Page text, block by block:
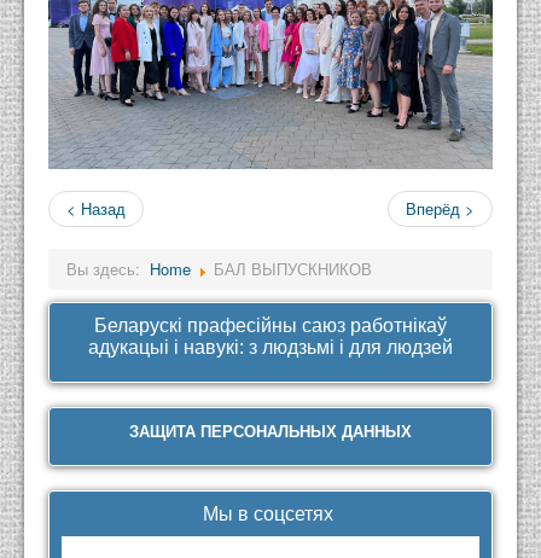
< Назад Вперёд >
Вы здесь: Home БАЛ ВЫПУСКНИКОВ
Беларускі прафесійны саюз работнікаў
адукацыі і навукі: з людзьмі і для людзей
ЗАЩИТА ПЕРСОНАЛЬНЫХ ДАННЫХ
Мы в соцсетях